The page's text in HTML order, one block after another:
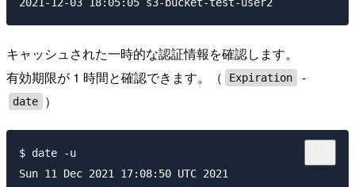
キャッシュされた一時的な認証情報を確認します。
有効期限が 1 時間と確認できます。（
Expiration -
date ）
$ date -u
Sun 11 Dec 2021 17:08:50 UTC 2021